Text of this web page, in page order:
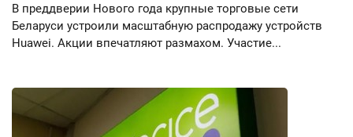
В преддверии Нового года крупные торговые сети
Беларуси устроили масштабную распродажу устройств
Huawei. Акции впечатляют размахом. Участие...